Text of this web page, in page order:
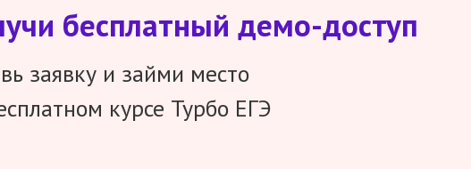
бесплатный демо-доступ
заявку и займи место
курсе Турбо ЕГЭ